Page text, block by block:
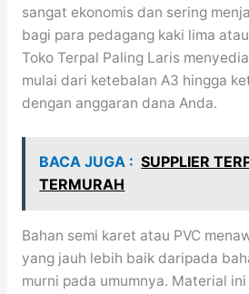
sangat ekonomis dan sering
bagi para pedagang kaki lima
Toko Terpal Paling Laris
mulai dari ketebalan A3 hingga
dengan anggaran dana Anda.
BACA JUGA : SUPPLIER
TERMURAH
Bahan semi karet atau PVC
yang jauh lebih baik daripada
murni pada umumnya. Material